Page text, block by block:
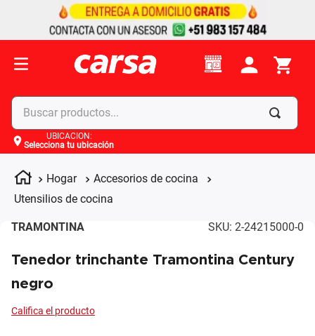
Buscar productos...
UBICACIÓN:
Selecciona tu ubicación
Hogar
Accesorios de cocina
Utensilios de cocina
TRAMONTINA SKU: 2-24215000-0
Tenedor trinchante Tramontina Century
negro
Términos más buscados
2.
moto
3.
laptop